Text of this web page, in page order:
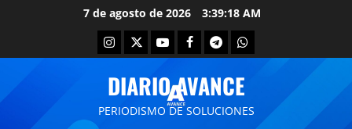
7 de agosto de 2026 3:39:18 AM
DIARIO AVANCE
PERIODISMO DE SOLUCIONES